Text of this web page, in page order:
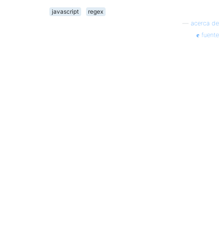
javascript
regex
acerca de
fuente